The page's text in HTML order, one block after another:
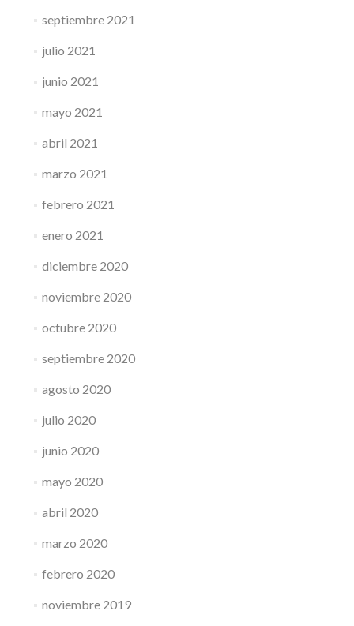
septiembre 2021
julio 2021
junio 2021
mayo 2021
abril 2021
marzo 2021
febrero 2021
enero 2021
diciembre 2020
noviembre 2020
octubre 2020
septiembre 2020
agosto 2020
julio 2020
junio 2020
mayo 2020
abril 2020
marzo 2020
febrero 2020
noviembre 2019